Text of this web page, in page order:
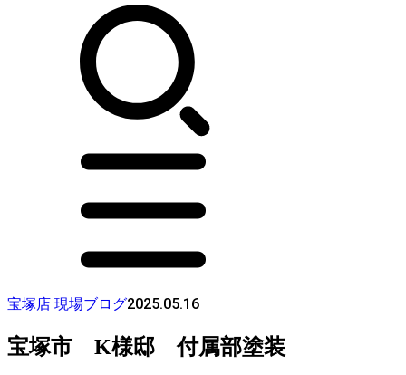
宝塚店 現場ブログ2025.05.16
宝塚市 K様邸 付属部塗装